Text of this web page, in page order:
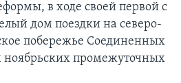
в ходе своей первой с
дом поездки на северо-
побережье Соединенных
ноябрьских промежуточных